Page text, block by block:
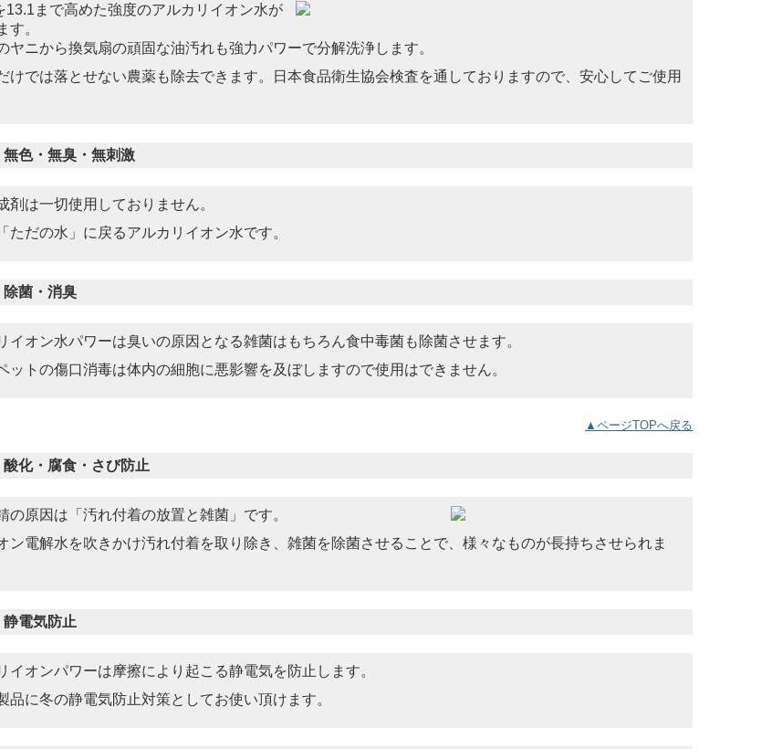
13.1まで高めた強度のアルカリイオン水が
す。
ヤニから換気扇の頑固な油汚れも強力パワーで分解洗浄します。
けでは落とせない農薬も除去できます。日本食品衛生協会検査を通しておりますので、安心してご使用
色・無臭・無刺激
剤は一切使用しておりません。
ただの水」に戻るアルカリイオン水です。
菌・消臭
イオン水パワーは臭いの原因となる雑菌はもちろん食中毒菌も除菌させます。
ットの傷口消毒は体内の細胞に悪影響を及ぼしますので使用はできません。
▲ページTOPへ戻る
化・腐食・さび防止
の原因は「汚れ付着の放置と雑菌」です。
ン電解水を吹きかけ汚れ付着を取り除き、雑菌を除菌させることで、様々なものが長持ちさせられま
電気防止
イオンパワーは摩擦により起こる静電気を防止します。
品に冬の静電気防止対策としてお使い頂けます。